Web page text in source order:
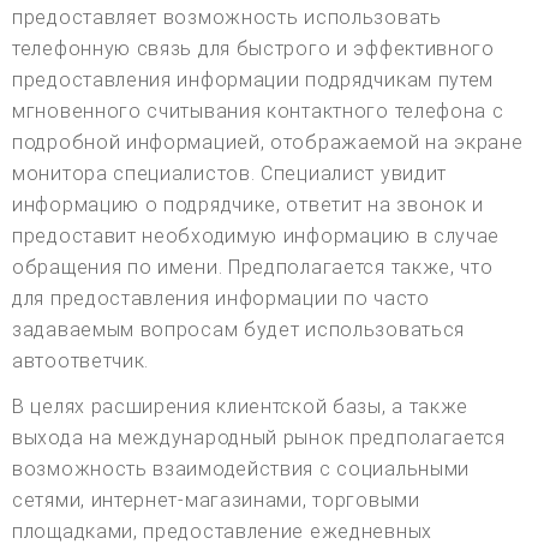
предоставляет возможность использовать
телефонную связь для быстрого и эффективного
предоставления информации подрядчикам путем
мгновенного считывания контактного телефона с
подробной информацией, отображаемой на экране
монитора специалистов. Специалист увидит
информацию о подрядчике, ответит на звонок и
предоставит необходимую информацию в случае
обращения по имени. Предполагается также, что
для предоставления информации по часто
задаваемым вопросам будет использоваться
автоответчик.
В целях расширения клиентской базы, а также
выхода на международный рынок предполагается
возможность взаимодействия с социальными
сетями, интернет-магазинами, торговыми
площадками, предоставление ежедневных